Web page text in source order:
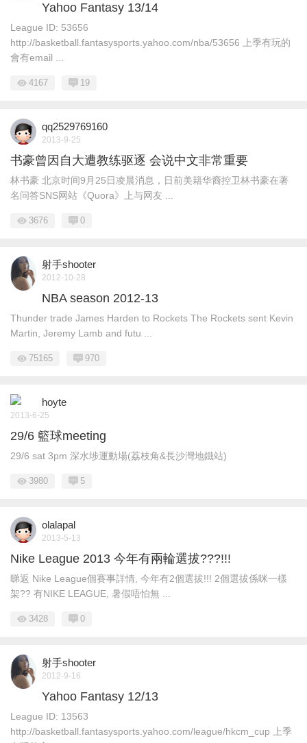
Yahoo Fantasy 13/14
League ID: 53656
http://basketball.fantasysports.yahoo.com/nba/53656 上季有玩的
會有email ...
4167 19
qq2529769160
2013-9-25
书豪曾因自大遭教练驱逐 会说中文非常重要
林书豪 北京时间9月25日凌晨消息，日前美籍华裔控卫林书豪在著
名问答SNS网站《Quora》上与网友 ...
3676 0
射手shooter
2012-10-28
NBA season 2012-13
Thunder trade James Harden to Rockets The Rockets sent Kevin
Martin, Jeremy Lamb and futu ...
75165 970
hoyte
2013-6-25
29/6 籃球meeting
29/6 sat 3pm 深水埗運動場(荔枝角&長沙灣地鐵站)
3980 5
olalapal
2013-5-13
Nike League 2013 今年有兩輪選拔???!!!
睇返 Nike League個賽事詳情, 今年有2個選拔!!! 2個選拔係咪一樣
架?? 有NIKE LEAGUE, 暑假唔怕無 ...
3428 0
射手shooter
2012-9-16
Yahoo Fantasy 12/13
League ID: 13563
http://basketball.fantasysports.yahoo.com/league/hkcm_cup 上季